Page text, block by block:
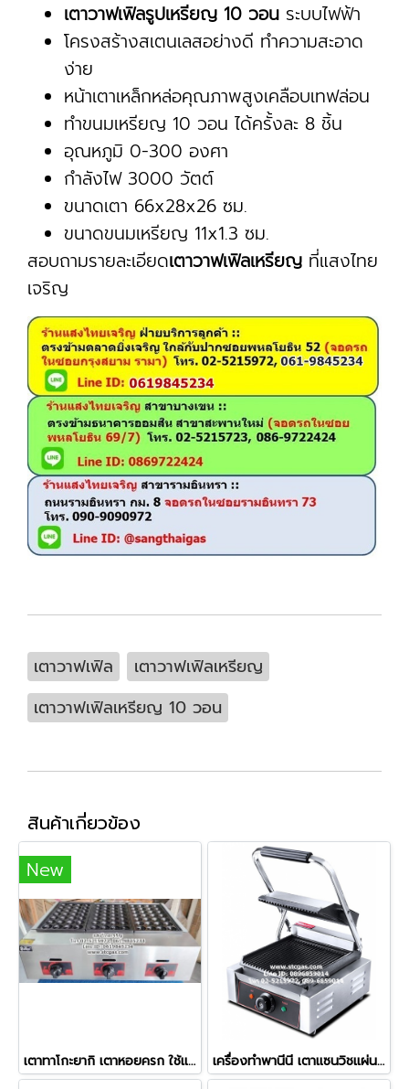
เตาวาฟเฟิลรูปเหรียญ 10 วอน ระบบไฟฟ้า
โครงสร้างสเตนเลสอย่างดี ทำความสะอาด
ง่าย
หน้าเตาเหล็กหล่อคุณภาพสูงเคลือบเทฟล่อน
ทำขนมเหรียญ 10 วอน ได้ครั้งละ 8 ชิ้น
อุณหภูมิ 0-300 องศา
กำลังไฟ 3000 วัตต์
ขนาดเตา 66x28x26 ซม.
ขนาดขนมเหรียญ 11x1.3 ซม.
สอบถามรายละเอียดเตาวาฟเฟิลเหรียญ ที่แสงไทย
เจริญ
เตาวาฟเฟิล
เตาวาฟเฟิลเหรียญ
เตาวาฟเฟิลเหรียญ 10 วอน
สินค้าเกี่ยวข้อง
New
เตาทาโกะยากิ เตาหอยครก ใช้แก๊ส 3 ถาด (84 หลุม) เครื่องทำพานีนี เตาแซนวิชแผ่นหยัก ใช้ไฟฟ้า